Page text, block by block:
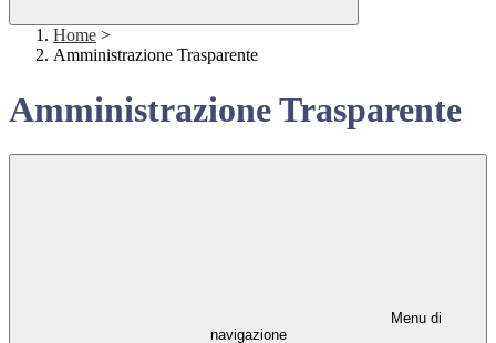
Home >
Amministrazione Trasparente
Amministrazione Trasparente
Menu di
navigazione